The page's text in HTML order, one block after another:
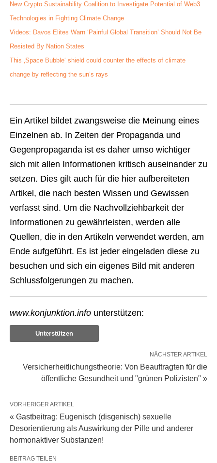
New Crypto Sustainability Coalition to Investigate Potential of Web3
Technologies in Fighting Climate Change
Videos: Davos Elites Warn ‘Painful Global Transition’ Should Not Be
Resisted By Nation States
This ‚Space Bubble‘ shield could counter the effects of climate
change by reflecting the sun’s rays
Ein Artikel bildet zwangsweise die Meinung eines
Einzelnen ab. In Zeiten der Propaganda und
Gegenpropaganda ist es daher umso wichtiger
sich mit allen Informationen kritisch auseinander zu
setzen. Dies gilt auch für die hier aufbereiteten
Artikel, die nach besten Wissen und Gewissen
verfasst sind. Um die Nachvollziehbarkeit der
Informationen zu gewährleisten, werden alle
Quellen, die in den Artikeln verwendet werden, am
Ende aufgeführt. Es ist jeder eingeladen diese zu
besuchen und sich ein eigenes Bild mit anderen
Schlussfolgerungen zu machen.
www.konjunktion.info unterstützen:
Unterstützen
NÄCHSTER ARTIKEL
Versicherheitlichungstheorie: Von Beauftragten für die
öffentliche Gesundheit und "grünen Polizisten" »
VORHERIGER ARTIKEL
« Gastbeitrag: Eugenisch (disgenisch) sexuelle
Desorientierung als Auswirkung der Pille und anderer
hormonaktiver Substanzen!
BEITRAG TEILEN